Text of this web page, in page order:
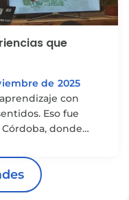
que
de 2025
con
Eso fue
donde